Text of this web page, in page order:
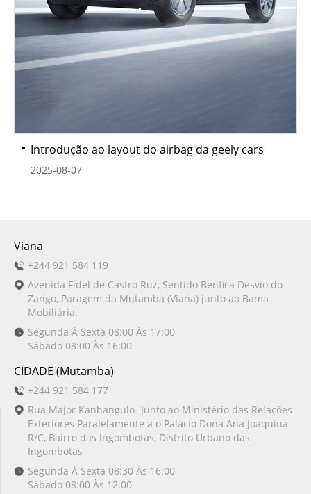
Introdução ao layout do airbag da geely cars
2025-08-07
Viana
+244 921 584 119
Avenida Fidel de Castro Ruz, Sentido Benfica Desvio do
Zango, Paragem da Mutamba (Viana) junto ao Bama
Mobiliária.
Segunda Á Sexta 08:00 Às 17:00
Sábado 08:00 Às 16:00
CIDADE (Mutamba)
+244 921 584 177
Rua Major Kanhangulo- Junto ao Ministério das Relações
Exteriores Paralelamente a o Palácio Dona Ana Joaquina
R/C, Bairro das Ingombotas, Distrito Urbano das
Ingombotas
Segunda Á Sexta 08:30 Às 16:00
Sábado 08:00 Às 12:00